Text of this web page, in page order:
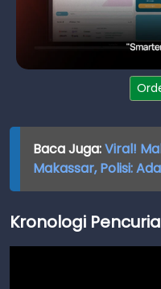
Baca Juga:Viral!
Makassar, Polisi:
Kronologi